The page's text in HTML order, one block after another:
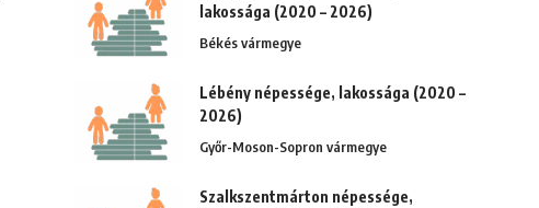
lakossága (2020 – 2026)
Békés vármegye
Lébény népessége, lakossága (2020 –
2026)
Győr-Moson-Sopron vármegye
Szalkszentmárton népessége,